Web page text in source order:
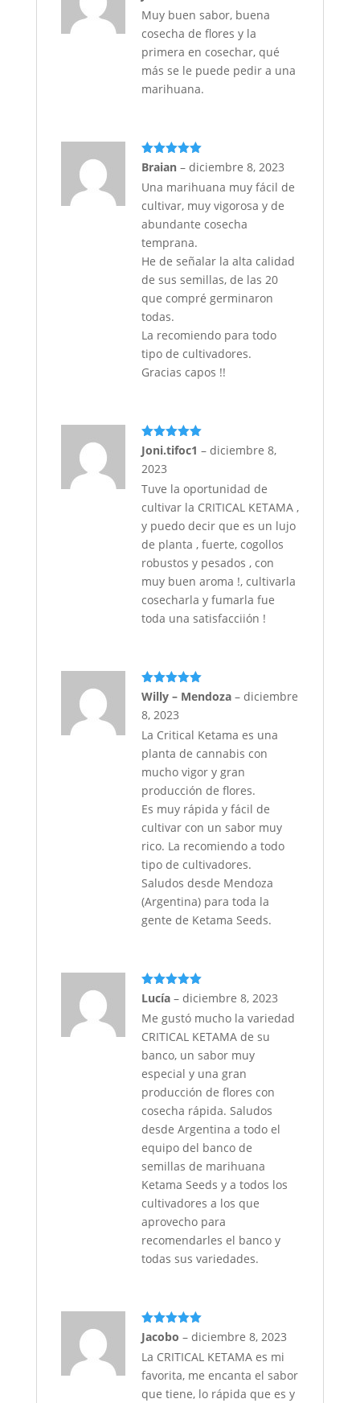
con
Muy buen sabor, buena
cosecha de flores y la
primera en cosechar, qué
más se le puede pedir a una
marihuana.
Valorado
con5de 5
Braian – diciembre 8, 2023
Una marihuana muy fácil de
cultivar, muy vigorosa y de
abundante cosecha
temprana.
He de señalar la alta calidad
de sus semillas, de las 20
que compré germinaron
todas.
La recomiendo para todo
tipo de cultivadores.
Gracias capos !!
Valorado
con5de 5
Joni.tifoc1 – diciembre 8,
2023
Tuve la oportunidad de
cultivar la CRITICAL KETAMA ,
y puedo decir que es un lujo
de planta , fuerte, cogollos
robustos y pesados , con
muy buen aroma !, cultivarla
cosecharla y fumarla fue
toda una satisfacciión !
Valorado
con5 de 5
Willy – Mendoza – diciembre
8, 2023
La Critical Ketama es una
planta de cannabis con
mucho vigor y gran
producción de flores.
Es muy rápida y fácil de
cultivar con un sabor muy
rico. La recomiendo a todo
tipo de cultivadores.
Saludos desde Mendoza
(Argentina) para toda la
gente de Ketama Seeds.
Valorado
con5de 5
Lucía – diciembre 8, 2023
Me gustó mucho la variedad
CRITICAL KETAMA de su
banco, un sabor muy
especial y una gran
producción de flores con
cosecha rápida. Saludos
desde Argentina a todo el
equipo del banco de
semillas de marihuana
Ketama Seeds y a todos los
cultivadores a los que
aprovecho para
recomendarles el banco y
todas sus variedades.
Valorado
con5de 5
Jacobo – diciembre 8, 2023
La CRITICAL KETAMA es mi
favorita, me encanta el sabor
que tiene, lo rápida que es y